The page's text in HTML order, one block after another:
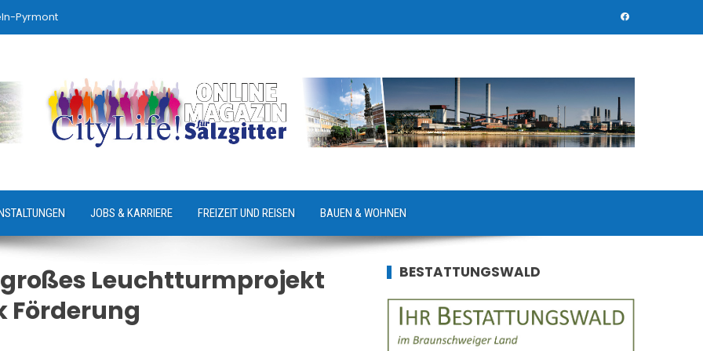
Pyrmont
JOBS & KARRIERE FREIZEIT UND REISEN BAUEN & WOHNEN
großes Leuchtturmprojekt
Förderung
BESTATTUNGSWALD